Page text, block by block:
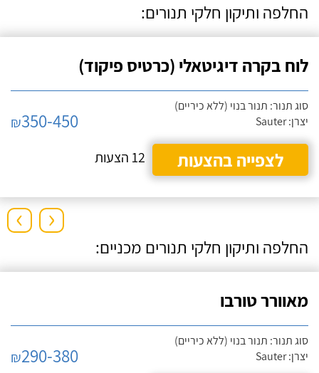
החלפה ותיקון חלקי תנורים:
לוח בקרה דיגיטאלי (כרטיס פיקוד)
סוג תנור: תנור בנוי (ללא כיריים)
יצרן: Sauter
₪350-450
לצפייה בהצעות
12 הצעות
› ‹
החלפה ותיקון חלקי תנורים מכניים:
מאוורר טורבו
סוג תנור: תנור בנוי (ללא כיריים)
יצרן: Sauter
₪290-380